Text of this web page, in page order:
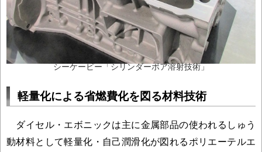
シーケービー「シリンダーボア溶射技術」
軽量化による省燃費化を図る材料技術
ダイセル・エボニックは主に金属部品の使われるしゅう
動材料として軽量化・自己潤滑化が図れるポリエーテルエ